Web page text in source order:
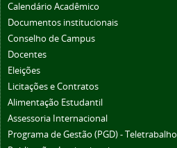
Calendário Acadêmico
Documentos institucionais
Conselho de Campus
Docentes
Eleições
Licitações e Contratos
Alimentação Estudantil
Assessoria Internacional
Programa de Gestão (PGD) - Teletrabalho